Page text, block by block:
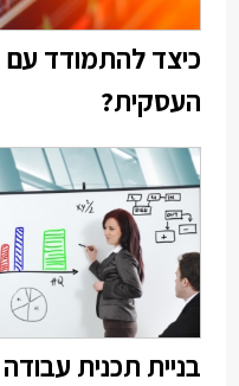
כיצד להתמודד עם
העסקית?
בניית תכנית עבודה